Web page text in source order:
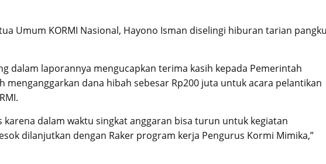
Umum KORMI Nasional, Hayono Isman diselingi hiburan tarian
dalam laporannya mengucapkan terima kasih kepada Pemerintah
menganggarkan dana hibah sebesar Rp200 juta untuk acara pelantikan
karena dalam waktu singkat anggaran bisa turun untuk kegiatan
dilanjutkan dengan Raker program kerja Pengurus Kormi Mimika,”